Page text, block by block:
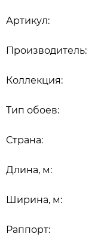
Артикул:
Производитель:
Коллекция:
Длина, м:
Ширина, м:
Раппорт:
Страна:
Тип обоев: